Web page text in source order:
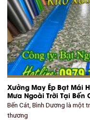
Xưởng May Ép Bạt Mái
Mưa Ngoài Trời Tại Bến
Bến Cát, Bình Dương là một
thương